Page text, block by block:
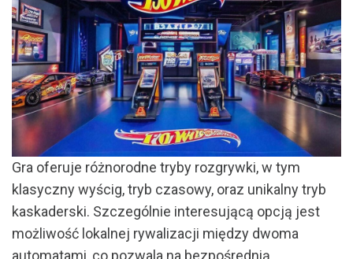
Gra oferuje różnorodne tryby rozgrywki, w tym
klasyczny wyścig, tryb czasowy, oraz unikalny tryb
kaskaderski. Szczególnie interesującą opcją jest
możliwość lokalnej rywalizacji między dwoma